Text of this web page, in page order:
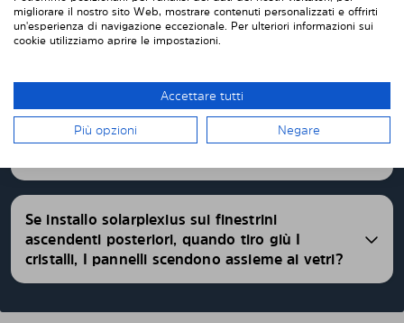
Se installo solarplexius sui finestrini
ascendenti posteriori, quando tiro giù I
cristalli, I pannelli scendono assieme ai vetri?
migliorare il nostro sito Web, mostrare contenuti personalizzati e offrirti
un'esperienza di navigazione eccezionale. Per ulteriori informazioni sui
cookie utilizziamo aprire le impostazioni.
Accettare tutti
Più opzioni Negare